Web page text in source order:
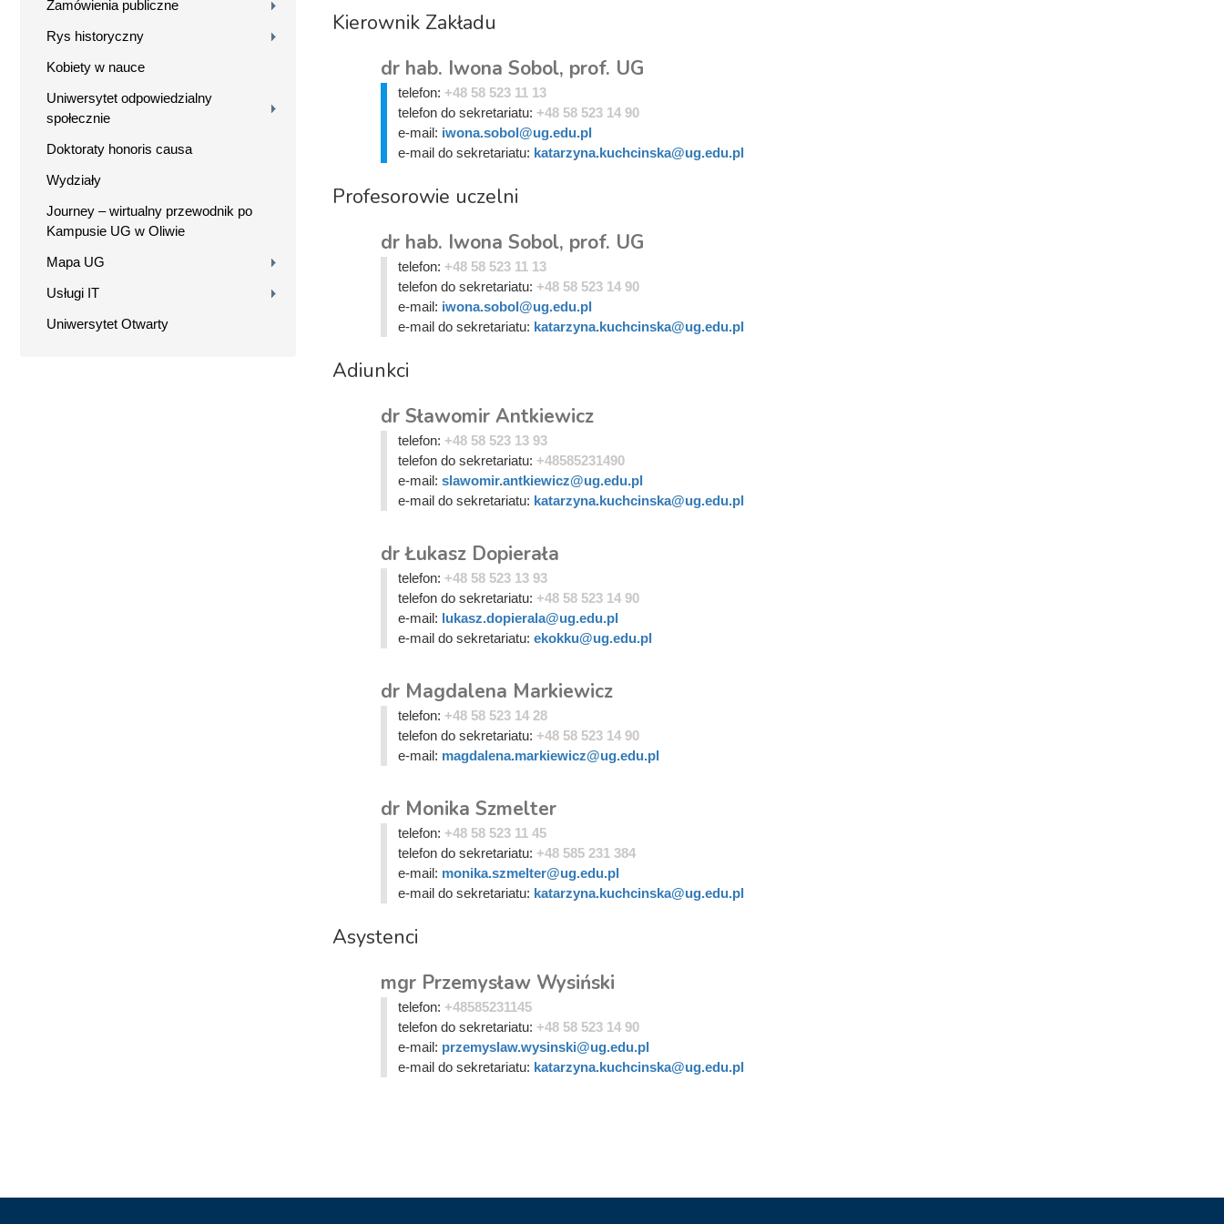
Zamówienia publiczne
Rys historyczny
Kobiety w nauce
Uniwersytet odpowiedzialny
społecznie
Doktoraty honoris causa
Wydziały
Journey – wirtualny przewodnik po
Kampusie UG w Oliwie
Mapa UG
Usługi IT
Uniwersytet Otwarty
Kierownik Zakładu
dr hab. Iwona Sobol, prof. UG
telefon: +48 58 523 11 13
telefon do sekretariatu: +48 58 523 14 90
e-mail: iwona.sobol@ug.edu.pl
e-mail do sekretariatu: katarzyna.kuchcinska@ug.edu.pl
Profesorowie uczelni
dr hab. Iwona Sobol, prof. UG
telefon: +48 58 523 11 13
telefon do sekretariatu: +48 58 523 14 90
e-mail: iwona.sobol@ug.edu.pl
e-mail do sekretariatu: katarzyna.kuchcinska@ug.edu.pl
Adiunkci
dr Sławomir Antkiewicz
telefon: +48 58 523 13 93
telefon do sekretariatu: +48585231490
e-mail: slawomir.antkiewicz@ug.edu.pl
e-mail do sekretariatu: katarzyna.kuchcinska@ug.edu.pl
dr Łukasz Dopierała
telefon: +48 58 523 13 93
telefon do sekretariatu: +48 58 523 14 90
e-mail: lukasz.dopierala@ug.edu.pl
e-mail do sekretariatu: ekokku@ug.edu.pl
dr Magdalena Markiewicz
telefon: +48 58 523 14 28
telefon do sekretariatu: +48 58 523 14 90
e-mail: magdalena.markiewicz@ug.edu.pl
dr Monika Szmelter
telefon: +48 58 523 11 45
telefon do sekretariatu: +48 585 231 384
e-mail: monika.szmelter@ug.edu.pl
e-mail do sekretariatu: katarzyna.kuchcinska@ug.edu.pl
Asystenci
mgr Przemysław Wysiński
telefon: +48585231145
telefon do sekretariatu: +48 58 523 14 90
e-mail: przemyslaw.wysinski@ug.edu.pl
e-mail do sekretariatu: katarzyna.kuchcinska@ug.edu.pl